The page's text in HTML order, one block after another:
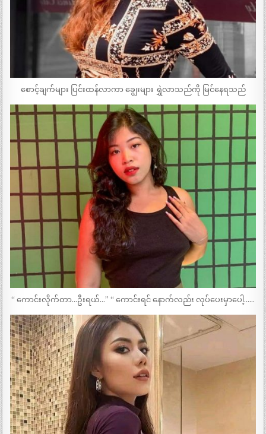
စောင့်ချက်များ ပြင်းထန်လာကာ ချွေးများ ရွှဲလာသည်ကို မြင်နေရသည်
“ ကောင်းလိုက်တာ…ဦးရယ်…” “ ကောင်းရင် နောက်လည်း လုပ်ပေးမှာပေါ့……